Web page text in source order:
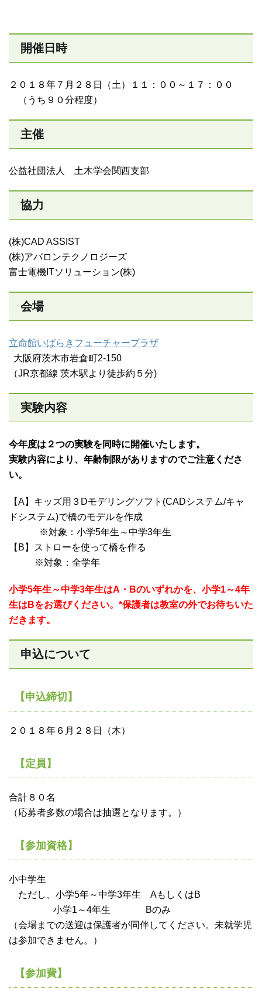
開催日時
２０１８年７月２８日（土）１１：００～１７：００
（うち９０分程度）
主催
公益社団法人 土木学会関西支部
協力
(株)CAD ASSIST
(株)アバロンテクノロジーズ
富士電機ITソリューション(株)
会場
立命館いばらきフューチャープラザ
大阪府茨木市岩倉町2-150
（JR京都線 茨木駅より徒歩約５分)
実験内容
今年度は２つの実験を同時に開催いたします。
実験内容により、年齢制限がありますのでご注意くださ
い。
【A】キッズ用３Dモデリングソフト(CADシステム/キャ
ドシステム)で橋のモデルを作成
※対象：小学5年生～中学3年生
【B】ストローを使って橋を作る
※対象：全学年
小学5年生～中学3年生はA・Bのいずれかを、小学1～4年
生はBをお選びください。*保護者は教室の外でお待ちいた
だきます。
申込について
【申込締切】
２０１８年６月２８日（木）
【定員】
合計８０名
（応募者多数の場合は抽選となります。）
【参加資格】
小中学生
ただし、小学5年～中学3年生 AもしくはB
小学1～4年生 Bのみ
（会場までの送迎は保護者が同伴してください。未就学児
は参加できません。）
【参加費】